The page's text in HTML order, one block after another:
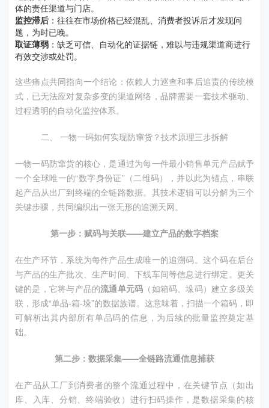
体的责任渠道与门店。
监控滞后 ：往往在市场价格已经混乱、消费者投诉后才发现问
题，为时已晚。
取证薄弱 ：缺乏可信、自动化的证据链，难以与违规渠道商进行
有效交涉或处罚。
这些痛点共同指向一个结论：依赖人力巡查和事后追责的传统模
式，已无法应对复杂多变的渠道网络，品牌需要一套技术驱动、
过程透明的自动化监控体系。
二、 一物一码如何实现防窜货？技术原理三步拆解
一物一码防窜货的核心，是通过为每一件最小销售单元产品赋予
一个全球唯一的“数字身份证”（二维码），并以此为锚点，串联
起产品从出厂到终端的全链路数据。其技术逻辑可以分解为三个
关键步骤，共同编织出一张无形的追溯天网。
第一步：赋码与关联——建立产品的数字档案
在生产环节，系统为每件产品生成唯一的追溯码。这个码在后台
与产品的生产批次、生产时间、下线车间等信息进行绑定。更关
键的是，它将与产品的流通单元码 （如箱码、垛码）建立多级关
联，形成“单品-箱-垛”的数据族谱。这意味着，扫描一个箱码，即
可解析出其内部所有单品码的信息，为后续的批量监控奠定基
础。
第二步：数据采集——全链路流通信息捕获
在产品从工厂到消费者的整个流通过程中，在关键节点（如出
库、入库、分销、终端验收）进行扫码操作，是数据采集的核